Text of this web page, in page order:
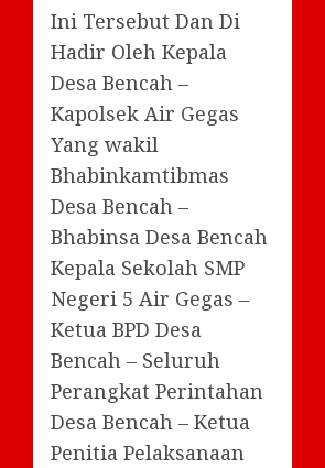
Ini Tersebut Dan Di
Hadir Oleh Kepala
Desa Bencah –
Kapolsek Air Gegas
Yang wakil
Bhabinkamtibmas
Desa Bencah –
Bhabinsa Desa Bencah
Kepala Sekolah SMP
Negeri 5 Air Gegas –
Ketua BPD Desa
Bencah – Seluruh
Perangkat Perintahan
Desa Bencah – Ketua
Penitia Pelaksanaan